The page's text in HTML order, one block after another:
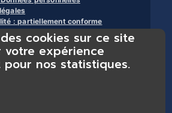
: partiellement conforme
bibliothèques du trente et +
cookies sur ce site
votre expérience
nos statistiques.